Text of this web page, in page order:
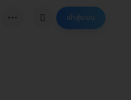
⋯ เข้าสู่ระบบ